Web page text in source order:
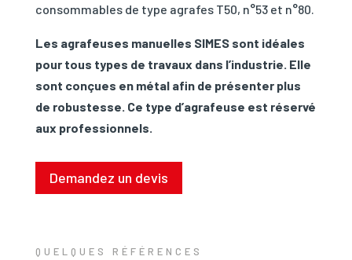
consommables de type agrafes T50, n°53 et n°80.
Les agrafeuses manuelles SIMES sont idéales
pour tous types de travaux dans l’industrie. Elle
sont conçues en métal afin de présenter plus
de robustesse. Ce type d’agrafeuse est réservé
aux professionnels.
Demandez un devis
QUELQUES RÉFÉRENCES